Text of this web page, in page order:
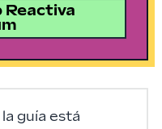
Reactiva
guía está